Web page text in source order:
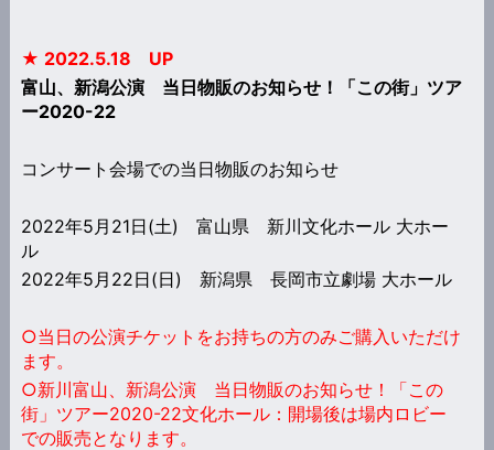
★ 2022.5.18 UP
富山、新潟公演 当日物販のお知らせ！「この街」ツア
ー2020-22
コンサート会場での当日物販のお知らせ
2022年5月21日(土) 富山県 新川文化ホール 大ホー
ル
2022年5月22日(日) 新潟県 長岡市立劇場 大ホール
○当日の公演チケットをお持ちの方のみご購入いただけ
ます。
○新川富山、新潟公演 当日物販のお知らせ！「この
街」ツアー2020-22文化ホール： 開場後は場内ロビー
での販売となります。